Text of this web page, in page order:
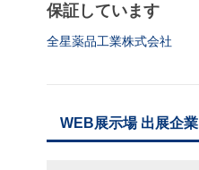
保証しています
全星薬品工業株式会社
WEB展示場 出展企業